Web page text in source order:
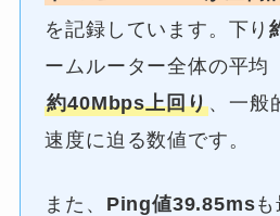
を記録しています。下り
ームルーター全体の平均
約40Mbps上回り、一般
速度に迫る数値です。
また、 Ping値39.85ms